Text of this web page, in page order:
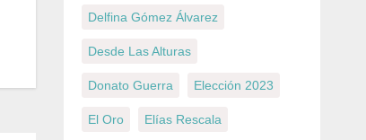
Delfina Gómez Álvarez
Desde Las Alturas
Donato Guerra Elección 2023
El Oro Elías Rescala